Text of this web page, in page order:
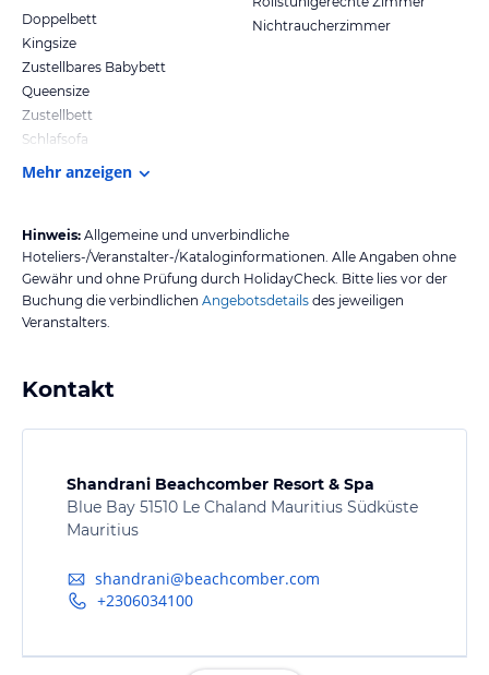
Doppelbett
Kingsize
Zustellbares Babybett
Queensize
Zustellbett
Schlafsofa
Nichtraucherzimmer
Mehr anzeigen
Hinweis: Allgemeine und unverbindliche
Hoteliers-/Veranstalter-/Kataloginformationen. Alle Angaben ohne
Gewähr und ohne Prüfung durch HolidayCheck. Bitte lies vor der
Buchung die verbindlichen Angebotsdetails des jeweiligen
Veranstalters.
Kontakt
Shandrani Beachcomber Resort & Spa
Blue Bay 51510 Le Chaland Mauritius Südküste
Mauritius
shandrani@beachcomber.com
+2306034100